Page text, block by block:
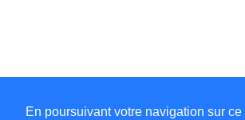
En poursuivant votre navigation sur ce